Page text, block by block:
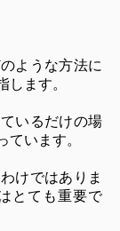
ような方法に
します。
いるだけの場
います。
けではありま
とても重要で